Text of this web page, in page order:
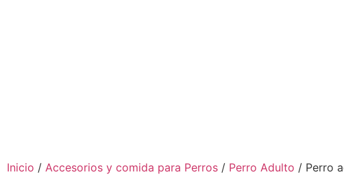
Inicio / Accesorios y comida para Perros / Perro Adulto / Perro